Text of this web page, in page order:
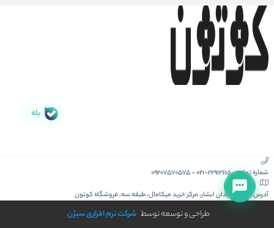
بله
شماره تماس :021-22912615
-
09207570575
آدرس :کیش، میدان ابشار، مرکز خرید میکامال، طبقه سه، فروشگاه کوتون
طراحی و توسعه توسط شرکت نرم افزاری سیژن